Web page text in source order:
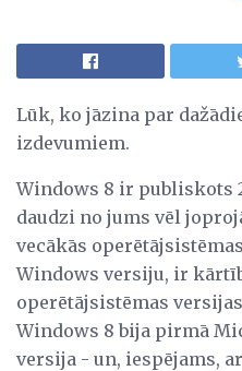
Lūk, ko jāzina par
izdevumiem.
Windows 8 ir publiskots
daudzi no jums vēl
vecākās
Windows versiju, ir
operētājsistēmas
Windows 8 bija pirmā
versija - un, iespējams,